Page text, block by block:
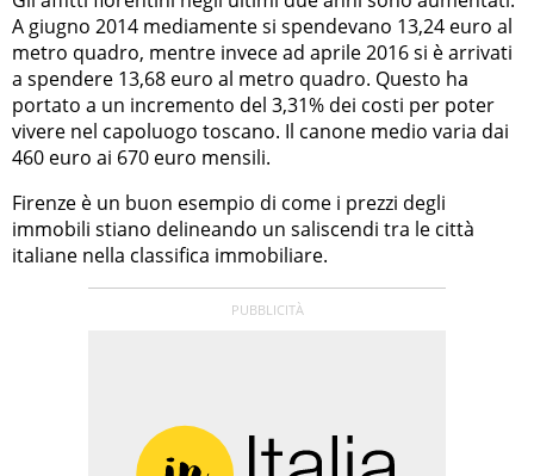
A giugno 2014 mediamente si spendevano 13,24 euro al
metro quadro, mentre invece ad aprile 2016 si è arrivati
a spendere 13,68 euro al metro quadro. Questo ha
portato a un incremento del 3,31% dei costi per poter
vivere nel capoluogo toscano. Il canone medio varia dai
460 euro ai 670 euro mensili.
Firenze è un buon esempio di come i prezzi degli
immobili stiano delineando un saliscendi tra le città
italiane nella classifica immobiliare.